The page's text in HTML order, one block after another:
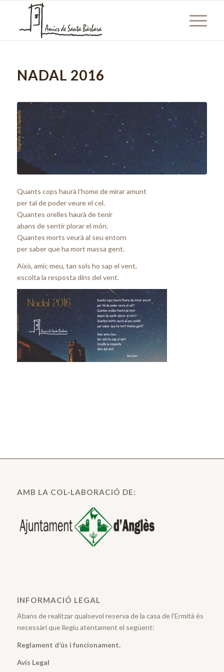
NADAL 2016
Quants cops haurà l’home de mirar amunt
per tal de poder veure el cel.
Quantes orelles haurà de tenir
abans de sentir plorar el món.
Quantes morts veurà al seu entorn
per saber que ha mort massa gent.
Això, amic meu, tan sols ho sap el vent,
escolta la resposta dins del vent.
AMB LA COL·LABORACIÓ DE:
INFORMACIÓ LEGAL
Abans de realitzar qualsevol reserva de la casa de l’Ermità és
necessàri que llegiu atentament el següent:
Reglament d’ús i funcionament.
Avís Legal